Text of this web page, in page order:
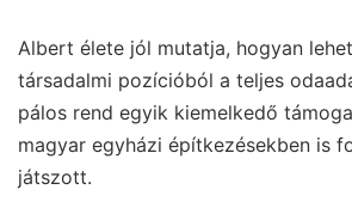
Albert élete jól mutatja, hogyan
társadalmi pozícióból a teljes
pálos rend egyik kiemelkedő
magyar egyházi építkezésekben is
játszott.